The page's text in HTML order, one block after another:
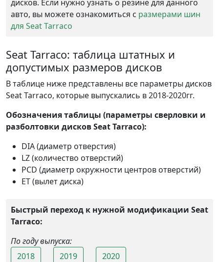
дисков. Если нужно узнать о резине для данного
авто, вы можете ознакомиться с размерами шин
для Seat Tarraco
Seat Tarraco: таблица штатных и
допустимых размеров дисков
В таблице ниже представлены все параметры дисков
Seat Tarraco, которые выпускались в 2018-2020гг.
Обозначения таблицы (параметры сверловки и
разболтовки дисков Seat Tarraco):
DIA (диаметр отверстия)
LZ (количество отверстий)
PCD (диаметр окружности центров отверстий)
ET (вылет диска)
Быстрый переход к нужной модификации Seat
Tarraco:
По году выпуска:
2018
2019 2020